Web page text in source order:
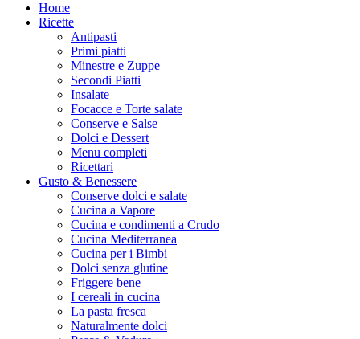
Home
Ricette
Antipasti
Primi piatti
Minestre e Zuppe
Secondi Piatti
Insalate
Focacce e Torte salate
Conserve e Salse
Dolci e Dessert
Menu completi
Ricettari
Gusto & Benessere
Conserve dolci e salate
Cucina a Vapore
Cucina e condimenti a Crudo
Cucina Mediterranea
Cucina per i Bimbi
Dolci senza glutine
Friggere bene
I cereali in cucina
La pasta fresca
Naturalmente dolci